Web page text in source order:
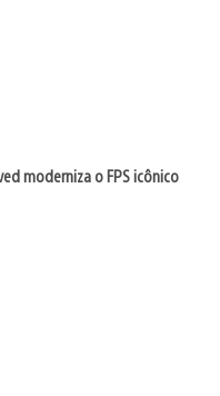
moderniza o FPS icônico